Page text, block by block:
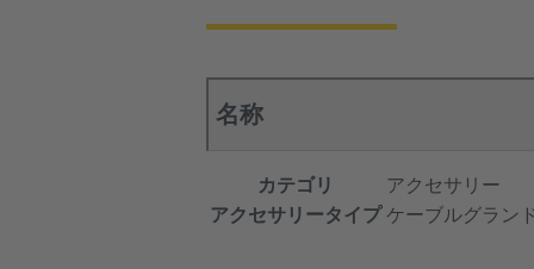
名称
カテゴリ
アクセサリー
アクセサリータイプ ケーブルグラン